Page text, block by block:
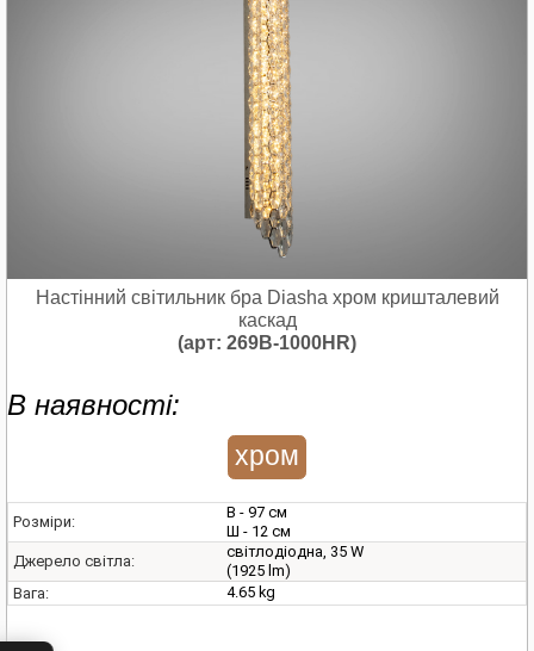
Настінний світильник бра Diasha хром кришталевий
каскад
(арт: 269B-1000HR)
В наявності:
хром
Розміри:
В - 97 см
Ш - 12 см
Джерело світла:
світлодіодна, 35 W
(1925 lm)
Вага:
4.65 kg